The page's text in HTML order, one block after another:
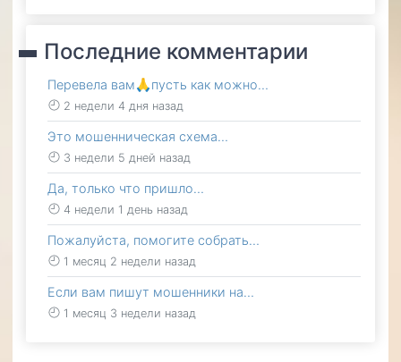
Последние комментарии
Перевела вам🙏пусть как можно…
2 недели 4 дня назад
Это мошенническая схема…
3 недели 5 дней назад
Да, только что пришло…
4 недели 1 день назад
Пожалуйста, помогите собрать…
1 месяц 2 недели назад
Если вам пишут мошенники на…
1 месяц 3 недели назад